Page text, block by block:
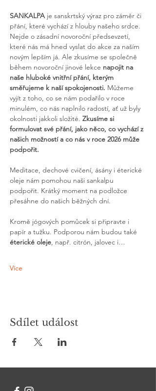
SANKALPA je sanskrtský výraz pro záměr či
přání, které vychází z hlouby našeho srdce.
Nejde o zásadní novoroční předsevzetí,
které nás má hned vyslat do akce za naším
novým lepším já. Ale zkusíme se společně
během novoroční jinové lekce napojit na
naše hluboké vnitřní přání, kterým
směřujeme k naší spokojenosti. Můžeme
vyjít z toho, co se nám podařilo v roce
minulém, co nás naplnilo radostí, ať už byly
okolnosti jakkoli složité. Zkusíme si
formulovat své přání, jako něco, co vychází z
našich možností a co nás v roce 2026 může
podpořit.
Meditace, dechové cvičení, ásány i éterické
oleje nám pomohou naši sankalpu
podpořit. Krátký moment na podložce
přesáhne do našich běžných dní.
Kromě jógových pomůcek si připravte i
papír a tužku. Podporou nám budou také
éterické oleje, např. citrón, jalovec i…
Více
Sdílet událost